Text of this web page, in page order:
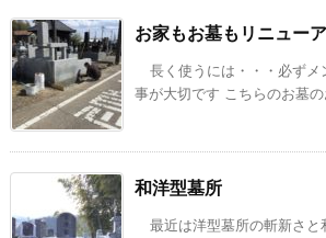
お家もお墓もリニューア
長く使うには・・・必ず
事が大切です こちらのお墓
和洋型墓所
最近は洋型墓所の斬新さと